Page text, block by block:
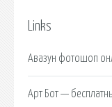
Links
Авазун фотошоп
Арт Бот —